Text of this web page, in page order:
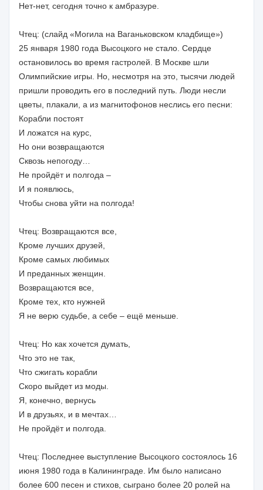
Нет-нет, сегодня точно к амбразуре.
Чтец: (слайд «Могила на Ваганьковском кладбище»)
25 января 1980 года Высоцкого не стало. Сердце
остановилось во время гастролей. В Москве шли
Олимпийские игры. Но, несмотря на это, тысячи людей
пришли проводить его в последний путь. Люди несли
цветы, плакали, а из магнитофонов неслись его песни:
Корабли постоят
И ложатся на курс,
Но они возвращаются
Сквозь непогоду…
Не пройдёт и полгода –
И я появлюсь,
Чтобы снова уйти на полгода!
Чтец: Возвращаются все,
Кроме лучших друзей,
Кроме самых любимых
И преданных женщин.
Возвращаются все,
Кроме тех, кто нужней
Я не верю судьбе, а себе – ещё меньше.
Чтец: Но как хочется думать,
Что это не так,
Что сжигать корабли
Скоро выйдет из моды.
Я, конечно, вернусь
И в друзьях, и в мечтах…
Не пройдёт и полгода.
Чтец: Последнее выступление Высоцкого состоялось 16
июня 1980 года в Калининграде. Им было написано
более 600 песен и стихов, сыграно более 20 ролей на